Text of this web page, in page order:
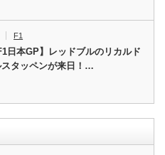
F1
日本GP】レッドブルのリカルド
スタッペンが来日！…